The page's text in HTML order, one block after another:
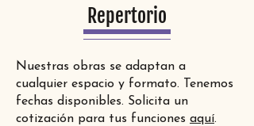
Repertorio
Nuestras obras se adaptan a
cualquier espacio y formato. Tenemos
fechas disponibles. Solicita un
cotización para tus funciones aquí.